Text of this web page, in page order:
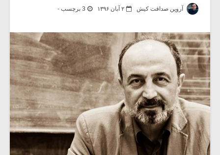
آروین صداقت کیش ۲ آبان ۱۳۹۶ 3 برچسب -